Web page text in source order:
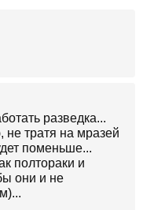
разведка...
не тратя на мразей
поменьше...
полтораки и
они и не